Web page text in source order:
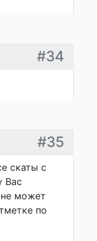
#34
#35
скаты с
Вас
может
по